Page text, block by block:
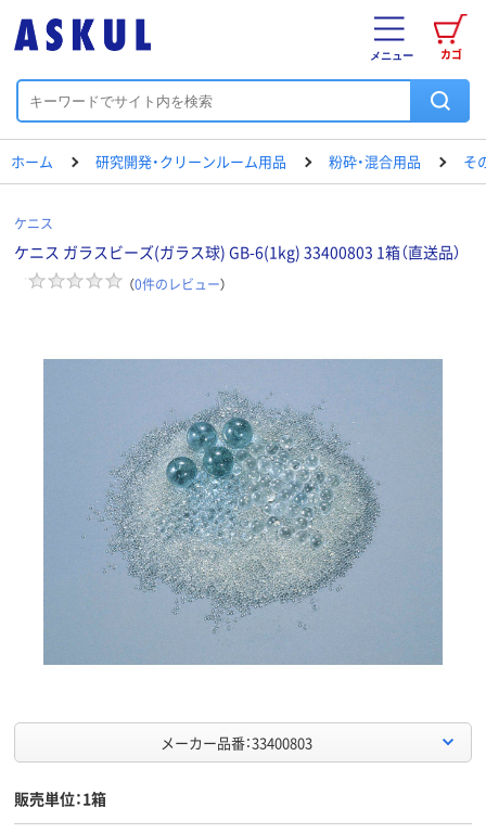
カゴ
メニュー
ホーム 研究開発・クリーンルーム用品 粉砕・混合用品 そ
ケニス
ケニス ガラスビーズ(ガラス球) GB-6(1kg) 33400803 1箱（直送品）
（0件のレビュー）
メーカー品番：33400803
販売単位：1箱